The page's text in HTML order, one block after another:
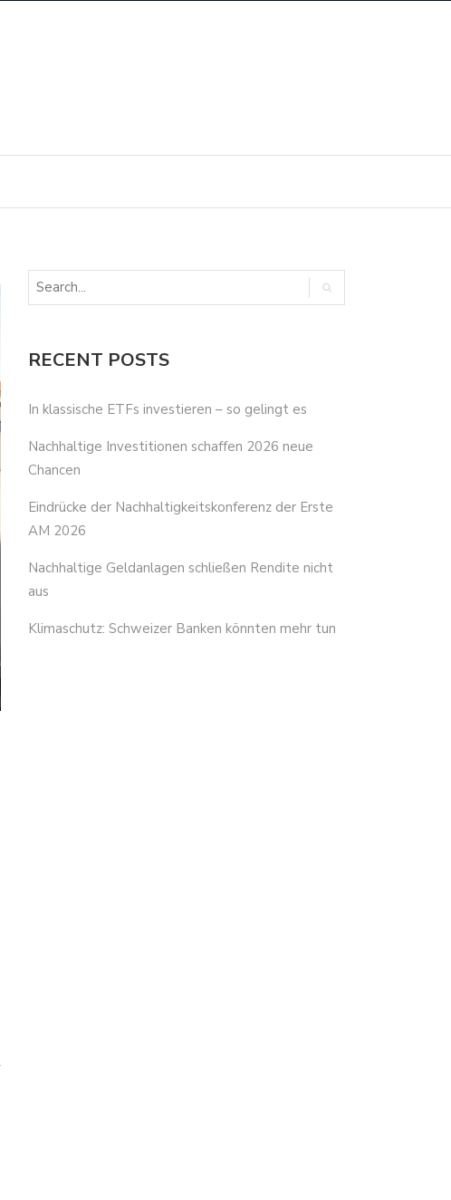
RECENT POSTS
In klassische ETFs investieren – so gelingt es
Nachhaltige Investitionen schaffen 2026 neue
Chancen
Eindrücke der Nachhaltigkeitskonferenz der Erste
AM 2026
Nachhaltige Geldanlagen schließen Rendite nicht
aus
Klimaschutz: Schweizer Banken könnten mehr tun